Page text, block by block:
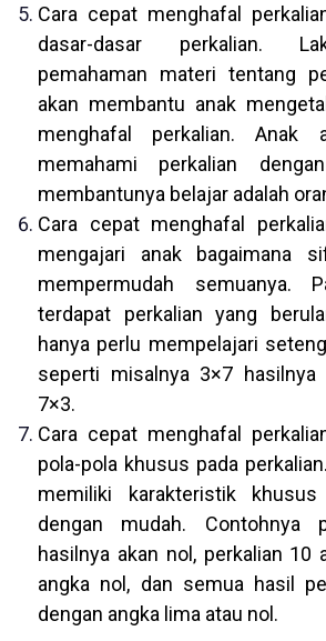
Cara cepat menghafal
dasar-dasar perkalian.
pemahaman materi tentang
akan membantu anak
menghafal perkalian. Anak
memahami perkalian
membantunya belajar adalah
Cara cepat menghafal
mengajari anak bagaimana
mempermudah semuanya.
terdapat perkalian yang
hanya perlu mempelajari
seperti misalnya 3×7 hasilnya
7×3.
Cara cepat menghafal
pola-pola khusus pada
memiliki karakteristik
dengan mudah. Contohnya
hasilnya akan nol, perkalian 10
angka nol, dan semua hasil
dengan angka lima atau nol.